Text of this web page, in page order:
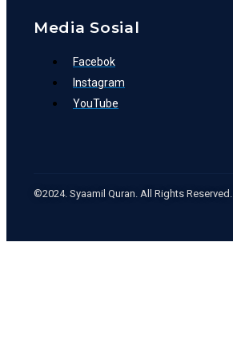
Media Sosial
Facebok
Instagram
YouTube
©2024. Syaamil Quran. All Rights Reserved.